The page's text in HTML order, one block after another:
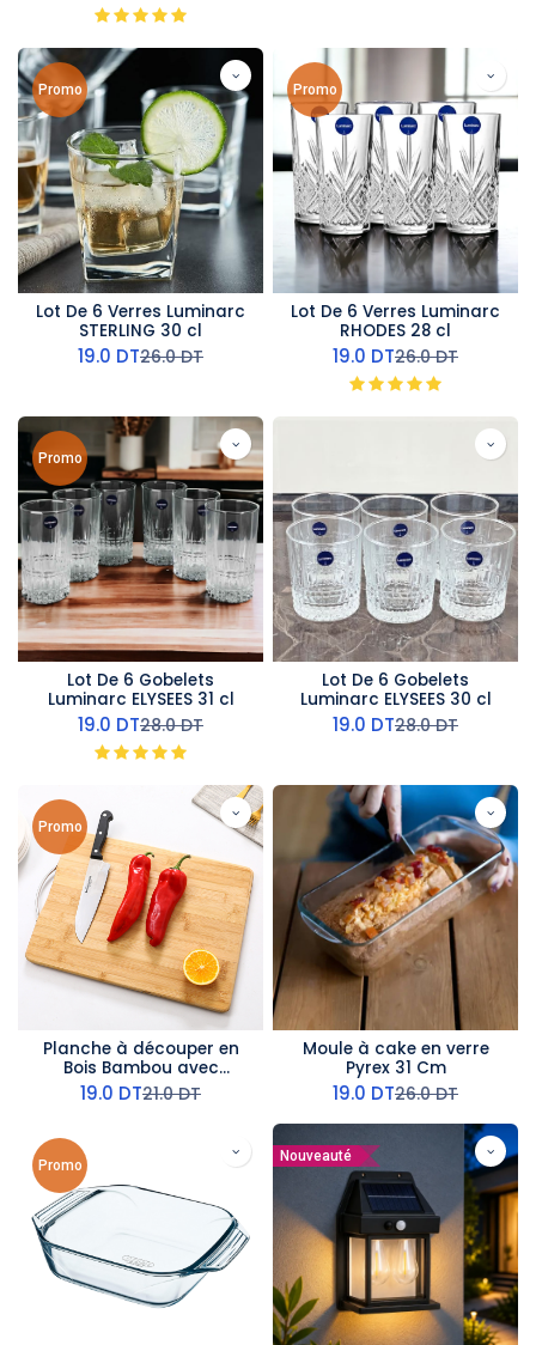
Promo
Lot De 6 Verres Luminarc
STERLING 30 cl
19.0 DT26.0DT
Promo
Lot De 6 Verres Luminarc
RHODES 28 cl
19.0 DT26.0DT
Promo
Lot De 6 Gobelets
Luminarc ELYSEES 31 cl
19.0 DT28.0DT
Lot De 6 Gobelets
Luminarc ELYSEES 30 cl
19.0 DT28.0DT
Promo
Planche à découper en
Bois Bambou avec
poignée en métal
19.0 DT21.0DT
Moule à cake en verre
Pyrex 31 Cm
19.0 DT26.0DT
Promo
Nouveauté